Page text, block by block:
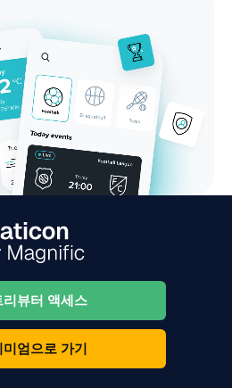
리뷰터 액세스
미엄으로 가기